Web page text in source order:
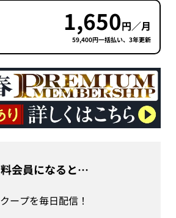
1,650円／月
59,400円一括払い、3年更新
会員になると…
ープを毎日配信！